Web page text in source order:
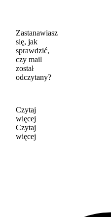
Zastanawiasz
się, jak
sprawdzić,
czy mail
został
odczytany?
Czytaj
więcej
Czytaj
więcej